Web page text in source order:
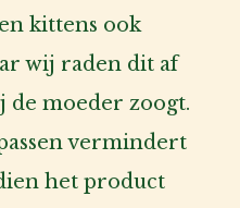
kittens ook
wij raden dit af
moeder zoogt.
vermindert
het product